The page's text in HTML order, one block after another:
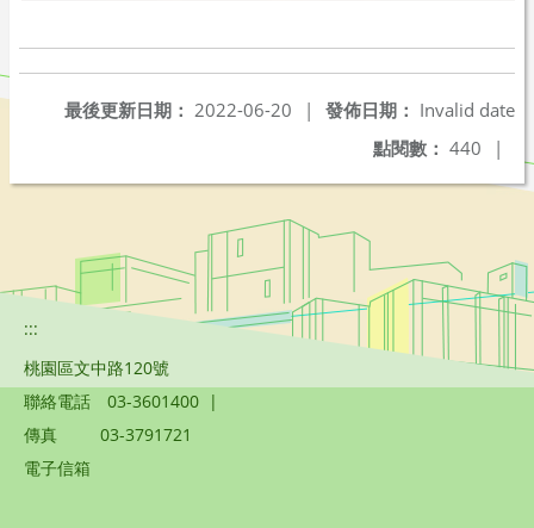
發佈日期： Invalid date
最後更新日期： 2022-06-20
|
點閱數： 440 |
:::
桃園區文中路120號
聯絡電話
03-3601400 |
傳真
03-3791721
電子信箱